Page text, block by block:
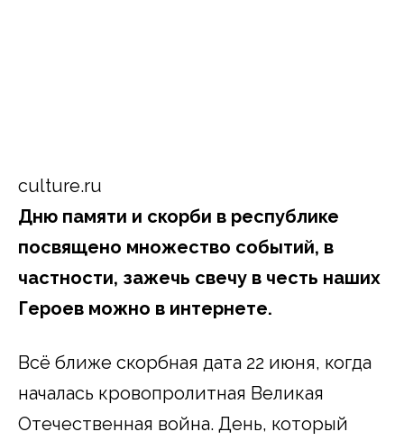
culture.ru
Дню памяти и скорби в республике
посвящено множество событий, в
частности, зажечь свечу в честь наших
Героев можно в интернете.
Всё ближе скорбная дата 22 июня, когда
началась кровопролитная Великая
Отечественная война. День, который